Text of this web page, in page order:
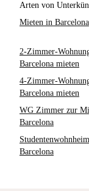
Arten von
Mieten in Barcelona
2-Zimmer-
Barcelona mieten
4-Zimmer-
Barcelona mieten
WG Zimmer zur
Barcelona
Barcelona